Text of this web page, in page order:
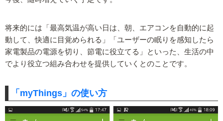
将来的には「最高気温が高い日は、朝、エアコンを自動的に起
動して、快適に目覚められる」「ユーザーの眠りを感知したら
家電製品の電源を切り、節電に役立てる」といった、生活の中
でより役立つ組み合わせを提供していくとのことです。
「myThings」の使い方